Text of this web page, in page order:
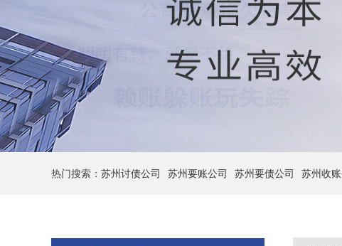
热门搜索： 苏州讨债公司 苏州要账公司 苏州要债公司 苏州收账